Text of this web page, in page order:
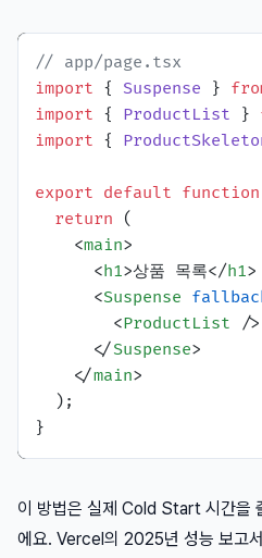
// app/page.tsx
import { Suspense }
import { ProductList }
import {
export default function
return (
<main>
<h1>상품 목록</h1>
<Suspense
<ProductList />
</Suspense>
</main>
  );
이 방법은 실제 Cold Start 시간을
에요. Vercel의 2025년 성능 보고